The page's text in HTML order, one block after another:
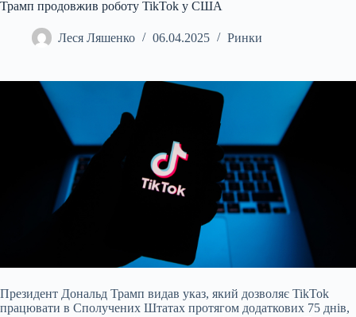
Трамп продовжив роботу TikTok у США
Леся Ляшенко 06.04.2025 Ринки
Президент Дональд Трамп видав указ, який дозволяє TikTok
працювати в Сполучених Штатах протягом додаткових 75 днів,